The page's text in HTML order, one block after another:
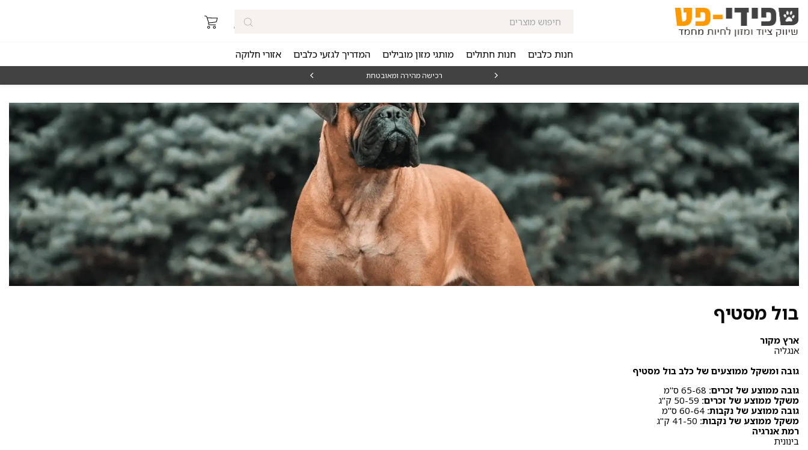
חנות כלבים חנות חתולים מותגי מזון מובילים המדריך לגזעי כלבים אזורי חלוקה
רכישה מהירה ומאובטחת
בול מסטיף
ארץ מקור
אנגליה
גובה ומשקל ממוצעים של כלב בול מסטיף
גובה ממוצע של זכרים: 65-68 ס"מ
משקל ממוצע של זכרים: 50-59 ק"ג
גובה ממוצע של נקבות: 60-64 ס"מ
משקל ממוצע של נקבות: 41-50 ק"ג
רמת אנרגיה
בינונית